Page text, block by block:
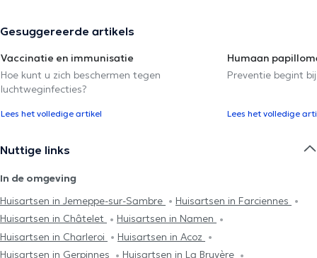
Gesuggereerde artikels
Vaccinatie en immunisatie
Hoe kunt u zich beschermen tegen
luchtweginfecties?
Lees het volledige artikel
Humaan
Preventie begint
Lees het volledige
Nuttige links
In de omgeving
Huisartsen in Jemeppe-sur-Sambre
Huisartsen in Farciennes
Huisartsen in Châtelet
Huisartsen in Namen
Huisartsen in Charleroi
Huisartsen in Acoz
Huisartsen in Gerpinnes
Huisartsen in La Bruyère